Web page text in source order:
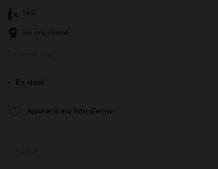
14.0
1er cru classé
En stock
Ajouter à ma liste d'envie